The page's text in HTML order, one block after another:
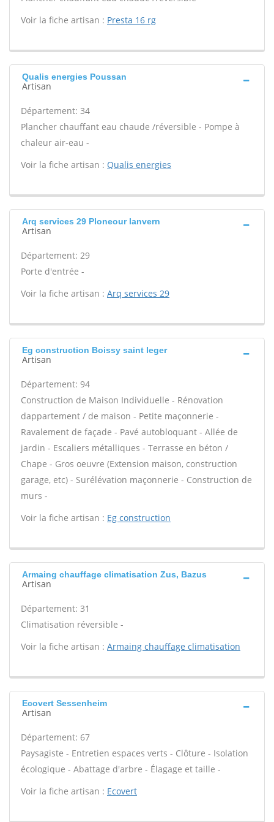
Voir la fiche artisan : Presta 16 rg
Qualis energies Poussan
Artisan
Département: 34
Plancher chauffant eau chaude /réversible - Pompe à
chaleur air-eau -
Voir la fiche artisan : Qualis energies
Arq services 29 Ploneour lanvern
Artisan
Département: 29
Porte d'entrée -
Voir la fiche artisan : Arq services 29
Eg construction Boissy saint leger
Artisan
Département: 94
Construction de Maison Individuelle - Rénovation
dappartement / de maison - Petite maçonnerie -
Ravalement de façade - Pavé autobloquant - Allée de
jardin - Escaliers métalliques - Terrasse en béton /
Chape - Gros oeuvre (Extension maison, construction
garage, etc) - Surélévation maçonnerie - Construction de
murs -
Voir la fiche artisan : Eg construction
Armaing chauffage climatisation Zus, Bazus
Artisan
Département: 31
Climatisation réversible -
Voir la fiche artisan : Armaing chauffage climatisation
Ecovert Sessenheim
Artisan
Département: 67
Paysagiste - Entretien espaces verts - Clôture - Isolation
écologique - Abattage d'arbre - Élagage et taille -
Voir la fiche artisan : Ecovert